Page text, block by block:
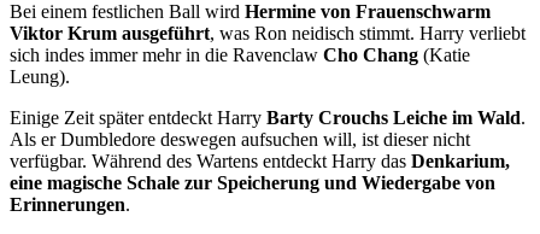
Bei einem festlichen Ball wird Hermine von Frauenschwarm
Viktor Krum ausgeführt, was Ron neidisch stimmt. Harry verliebt
sich indes immer mehr in die Ravenclaw Cho Chang (Katie
Leung).
Einige Zeit später entdeckt Harry Barty Crouchs Leiche im Wald.
Als er Dumbledore deswegen aufsuchen will, ist dieser nicht
verfügbar. Während des Wartens entdeckt Harry das Denkarium,
eine magische Schale zur Speicherung und Wiedergabe von
Erinnerungen.